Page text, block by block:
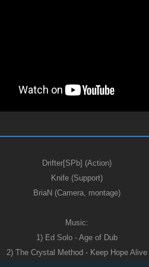
Drifter[SPb] (Action)
Knife (Support)
BriaN (Camera, montage)
Music:
1) Ed Solo - Age of Dub
2) The Crystal Method - Keep Hope Alive